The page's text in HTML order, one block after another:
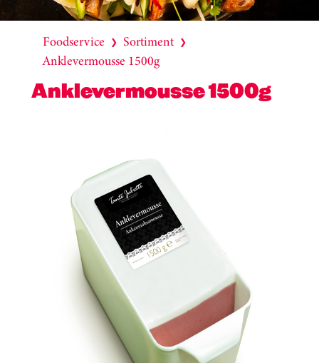
Foodservice ❯ Sortiment ❯
Anklevermousse 1500g
Anklevermousse 1500g